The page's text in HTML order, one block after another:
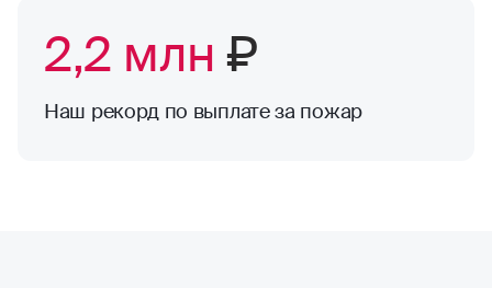
2,2 млн ₽
Наш рекорд по выплате за пожар